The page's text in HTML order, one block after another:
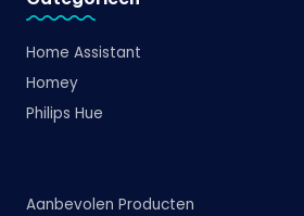
Home Assistant
Homey
Philips Hue
Aanbevolen Producten